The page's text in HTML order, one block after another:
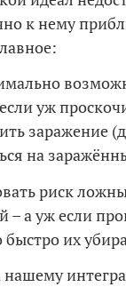
к нему
уж
заражение
на
риск
– а уж если
их
нашему